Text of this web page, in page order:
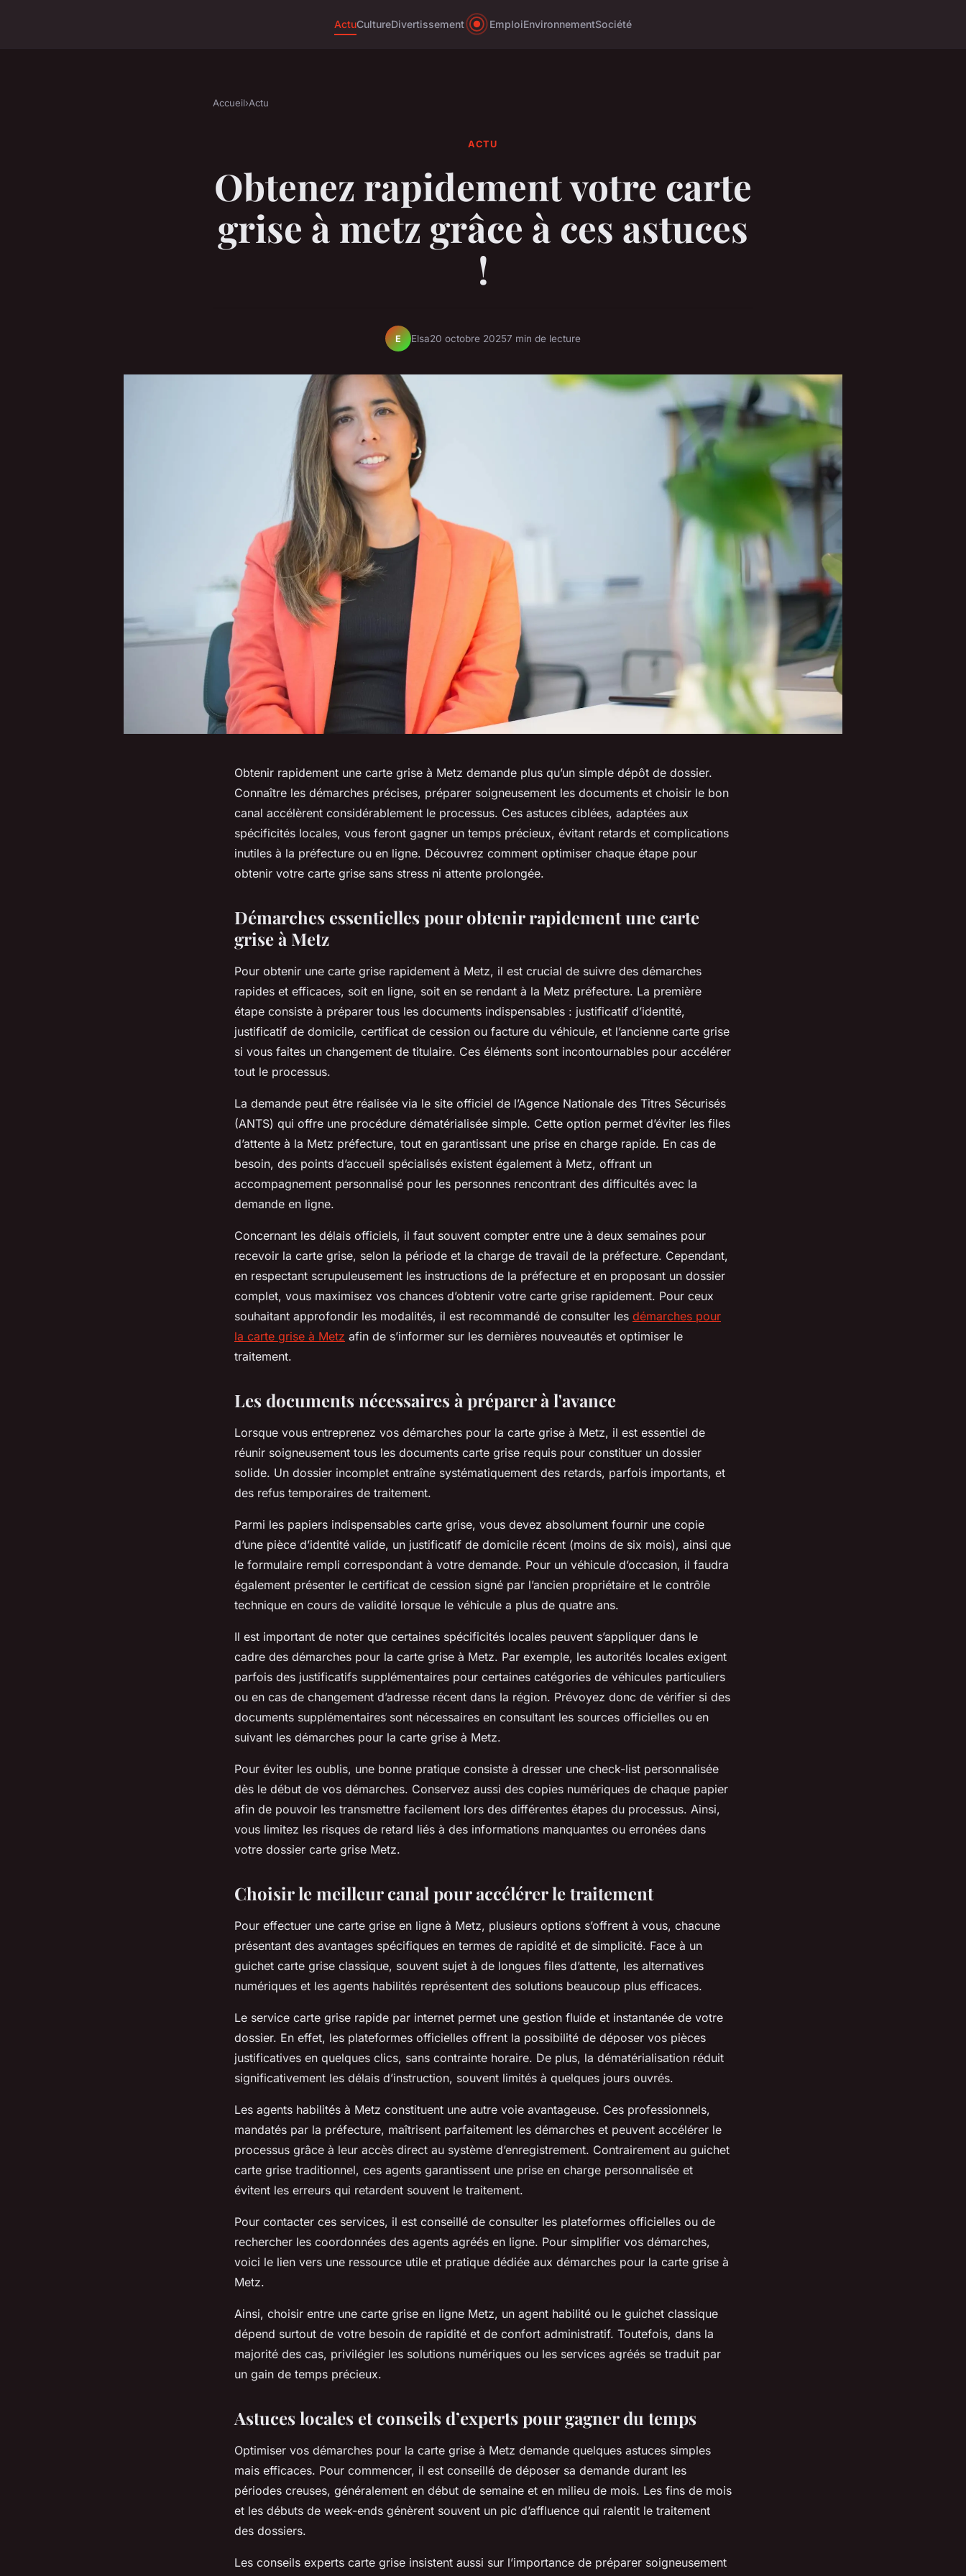
ActuCultureDivertissement EmploiEnvironnementSociété
Accueil›Actu
ACTU
Obtenez rapidement votre carte
grise à metz grâce à ces astuces
!
E Elsa20 octobre 20257 min de lecture
Obtenir rapidement une carte grise à Metz demande plus qu’un simple dépôt de dossier.
Connaître les démarches précises, préparer soigneusement les documents et choisir le bon
canal accélèrent considérablement le processus. Ces astuces ciblées, adaptées aux
spécificités locales, vous feront gagner un temps précieux, évitant retards et complications
inutiles à la préfecture ou en ligne. Découvrez comment optimiser chaque étape pour
obtenir votre carte grise sans stress ni attente prolongée.
Démarches essentielles pour obtenir rapidement une carte
grise à Metz
Pour obtenir une carte grise rapidement à Metz, il est crucial de suivre des démarches
rapides et efficaces, soit en ligne, soit en se rendant à la Metz préfecture. La première
étape consiste à préparer tous les documents indispensables : justificatif d’identité,
justificatif de domicile, certificat de cession ou facture du véhicule, et l’ancienne carte grise
si vous faites un changement de titulaire. Ces éléments sont incontournables pour accélérer
tout le processus.
La demande peut être réalisée via le site officiel de l’Agence Nationale des Titres Sécurisés
(ANTS) qui offre une procédure dématérialisée simple. Cette option permet d’éviter les files
d’attente à la Metz préfecture, tout en garantissant une prise en charge rapide. En cas de
besoin, des points d’accueil spécialisés existent également à Metz, offrant un
accompagnement personnalisé pour les personnes rencontrant des difficultés avec la
demande en ligne.
Concernant les délais officiels, il faut souvent compter entre une à deux semaines pour
recevoir la carte grise, selon la période et la charge de travail de la préfecture. Cependant,
en respectant scrupuleusement les instructions de la préfecture et en proposant un dossier
complet, vous maximisez vos chances d’obtenir votre carte grise rapidement. Pour ceux
souhaitant approfondir les modalités, il est recommandé de consulter les démarches pour
la carte grise à Metz afin de s’informer sur les dernières nouveautés et optimiser le
traitement.
Les documents nécessaires à préparer à l'avance
Lorsque vous entreprenez vos démarches pour la carte grise à Metz, il est essentiel de
réunir soigneusement tous les documents carte grise requis pour constituer un dossier
solide. Un dossier incomplet entraîne systématiquement des retards, parfois importants, et
des refus temporaires de traitement.
Parmi les papiers indispensables carte grise, vous devez absolument fournir une copie
d’une pièce d’identité valide, un justificatif de domicile récent (moins de six mois), ainsi que
le formulaire rempli correspondant à votre demande. Pour un véhicule d’occasion, il faudra
également présenter le certificat de cession signé par l’ancien propriétaire et le contrôle
technique en cours de validité lorsque le véhicule a plus de quatre ans.
Il est important de noter que certaines spécificités locales peuvent s’appliquer dans le
cadre des démarches pour la carte grise à Metz. Par exemple, les autorités locales exigent
parfois des justificatifs supplémentaires pour certaines catégories de véhicules particuliers
ou en cas de changement d’adresse récent dans la région. Prévoyez donc de vérifier si des
documents supplémentaires sont nécessaires en consultant les sources officielles ou en
suivant les démarches pour la carte grise à Metz.
Pour éviter les oublis, une bonne pratique consiste à dresser une check-list personnalisée
dès le début de vos démarches. Conservez aussi des copies numériques de chaque papier
afin de pouvoir les transmettre facilement lors des différentes étapes du processus. Ainsi,
vous limitez les risques de retard liés à des informations manquantes ou erronées dans
votre dossier carte grise Metz.
Choisir le meilleur canal pour accélérer le traitement
Pour effectuer une carte grise en ligne à Metz, plusieurs options s’offrent à vous, chacune
présentant des avantages spécifiques en termes de rapidité et de simplicité. Face à un
guichet carte grise classique, souvent sujet à de longues files d’attente, les alternatives
numériques et les agents habilités représentent des solutions beaucoup plus efficaces.
Le service carte grise rapide par internet permet une gestion fluide et instantanée de votre
dossier. En effet, les plateformes officielles offrent la possibilité de déposer vos pièces
justificatives en quelques clics, sans contrainte horaire. De plus, la dématérialisation réduit
significativement les délais d’instruction, souvent limités à quelques jours ouvrés.
Les agents habilités à Metz constituent une autre voie avantageuse. Ces professionnels,
mandatés par la préfecture, maîtrisent parfaitement les démarches et peuvent accélérer le
processus grâce à leur accès direct au système d’enregistrement. Contrairement au guichet
carte grise traditionnel, ces agents garantissent une prise en charge personnalisée et
évitent les erreurs qui retardent souvent le traitement.
Pour contacter ces services, il est conseillé de consulter les plateformes officielles ou de
rechercher les coordonnées des agents agréés en ligne. Pour simplifier vos démarches,
voici le lien vers une ressource utile et pratique dédiée aux démarches pour la carte grise à
Metz.
Ainsi, choisir entre une carte grise en ligne Metz, un agent habilité ou le guichet classique
dépend surtout de votre besoin de rapidité et de confort administratif. Toutefois, dans la
majorité des cas, privilégier les solutions numériques ou les services agréés se traduit par
un gain de temps précieux.
Astuces locales et conseils d’experts pour gagner du temps
Optimiser vos démarches pour la carte grise à Metz demande quelques astuces simples
mais efficaces. Pour commencer, il est conseillé de déposer sa demande durant les
périodes creuses, généralement en début de semaine et en milieu de mois. Les fins de mois
et les débuts de week-ends génèrent souvent un pic d’affluence qui ralentit le traitement
des dossiers.
Les conseils experts carte grise insistent aussi sur l’importance de préparer soigneusement